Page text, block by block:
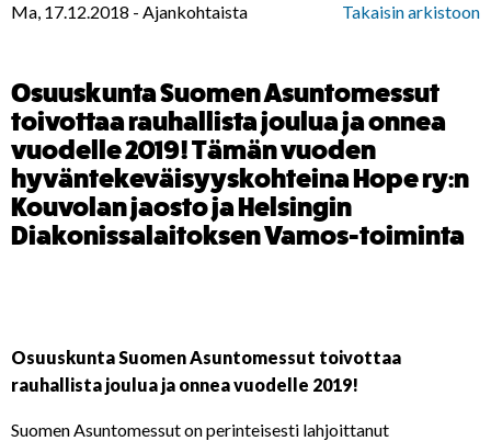
Ma, 17.12.2018 - Ajankohtaista Takaisin arkistoon
Osuuskunta Suomen Asuntomessut
toivottaa rauhallista joulua ja onnea
vuodelle 2019! Tämän vuoden
hyväntekeväisyyskohteina Hope ry:n
Kouvolan jaosto ja Helsingin
Diakonissalaitoksen Vamos-toiminta
Osuuskunta Suomen Asuntomessut toivottaa
rauhallista joulua ja onnea vuodelle 2019!
Suomen Asuntomessut on perinteisesti lahjoittanut